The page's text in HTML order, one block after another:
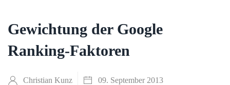
Gewichtung der Google
Ranking-Faktoren
Christian Kunz 09. September 2013